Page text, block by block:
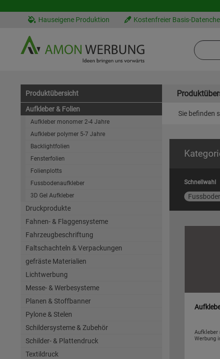
Hauseigene Produktion Kostenfreier Basis-
Produktübersicht
Aufkleber & Folien
Aufkleber monomer 2-4 Jahre
Aufkleber polymer 5-7 Jahre
Backlightfolien
Fensterfolien
Folienplotts
Fussbodenaufkleber
3D Gel Aufkleber
Druckprodukte
Fahnen- & Flaggensysteme
Fahrzeugbeschriftung
Faltschachteln & Verpackungen
gefräste Materialien
Lichtwerbung
Messe- & Werbesysteme
Planen & Stoffbanner
Pylone & Stelen
Schildersysteme & Zubehör
Schilder- & Plattendruck
Textildruck
Sie befinden
Schnellwahl
Aufkleber
Werbung